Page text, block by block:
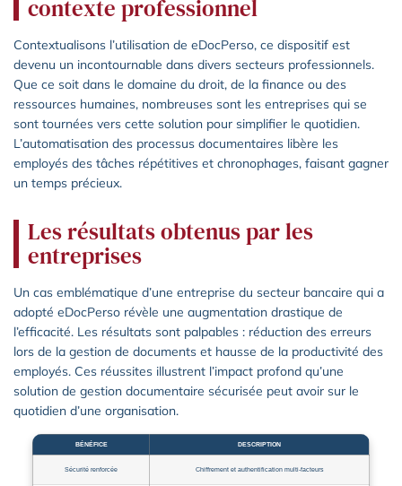
contexte professionnel
Contextualisons l’utilisation de eDocPerso, ce dispositif est
devenu un incontournable dans divers secteurs professionnels.
Que ce soit dans le domaine du droit, de la finance ou des
ressources humaines, nombreuses sont les entreprises qui se
sont tournées vers cette solution pour simplifier le quotidien.
L’automatisation des processus documentaires libère les
employés des tâches répétitives et chronophages, faisant gagner
un temps précieux.
Les résultats obtenus par les
entreprises
Un cas emblématique d’une entreprise du secteur bancaire qui a
adopté eDocPerso révèle une augmentation drastique de
l’efficacité. Les résultats sont palpables : réduction des erreurs
lors de la gestion de documents et hausse de la productivité des
employés. Ces réussites illustrent l’impact profond qu’une
solution de gestion documentaire sécurisée peut avoir sur le
quotidien d’une organisation.
BÉNÉFICE DESCRIPTION
Sécurité renforcée Chiffrement et authentification multi-facteurs